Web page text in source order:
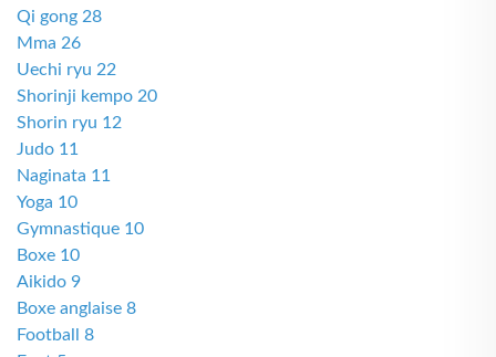
Qi gong 28
Mma 26
Uechi ryu 22
Shorinji kempo 20
Shorin ryu 12
Judo 11
Naginata 11
Yoga 10
Gymnastique 10
Boxe 10
Aikido 9
Boxe anglaise 8
Football 8